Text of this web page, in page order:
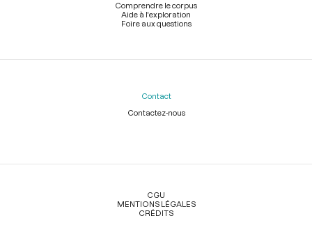
Comprendre le corpus
Aide à l'exploration
Foire aux questions
Contact
Contactez-nous
Légal
CGU
MENTIONS LÉGALES
CRÉDITS